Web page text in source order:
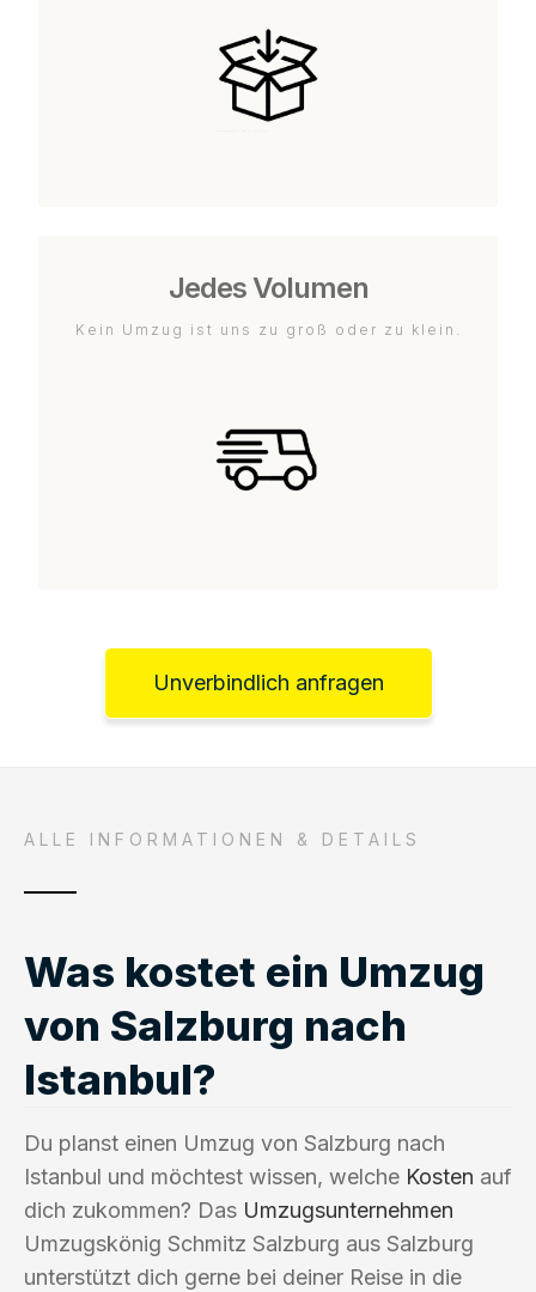
Jedes Volumen
Kein Umzug ist uns zu groß oder zu klein.
Unverbindlich anfragen
ALLE INFORMATIONEN & DETAILS
Was kostet ein Umzug
von Salzburg nach
Istanbul?
Du planst einen Umzug von Salzburg nach
Istanbul und möchtest wissen, welche Kosten auf
dich zukommen? Das Umzugsunternehmen
Umzugskönig Schmitz Salzburg aus Salzburg
unterstützt dich gerne bei deiner Reise in die